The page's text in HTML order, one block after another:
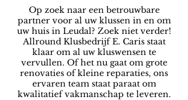
Op zoek naar een betrouwbare
partner voor al uw klussen in en om
uw huis in Leudal? Zoek niet verder!
Allround Klusbedrijf E. Caris staat
klaar om al uw kluswensen te
vervullen. Of het nu gaat om grote
renovaties of kleine reparaties, ons
ervaren team staat paraat om
kwalitatief vakmanschap te leveren.